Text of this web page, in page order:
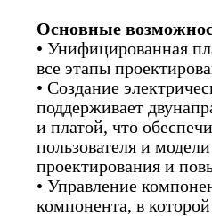
Основные
• Унифицированная
все этапы
• Создание
поддерживает
и платой, что
пользователя и
проектирования и
• Управление
компонента, в